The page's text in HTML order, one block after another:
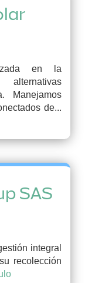
en la
Manejamos
de...
SAS
integral
recolección